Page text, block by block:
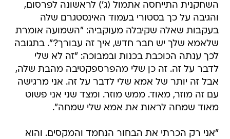
השחקנית התייחסה אתמול (ג') לראשונה לפרסום,
והגיבה על כך בסטורי בעמוד האינסטגרם שלה
בעקבות שאלה שקיבלה מעוקביה: "השמועה אומרת
שלאמא שלך יש חבר חדש, איך זה עבורך?". בתגובה
לכך ענתה הכוכבת בכנות ובמבוכה: "זה לא שלי
לדבר על זה. זה כן שלי מהפרספקטיבה מהבת שלה,
אבל זה יותר של אמא שלי לדבר על זה. אני מרגישה
עם זה מוזר, מאוד. ממש מוזר. ומצד שני אני פשוט
מאוד שמחה לראות את אמא שלי שמחה".
"אני רק הכרתי את הבחור הנחמד והמקסים. והוא